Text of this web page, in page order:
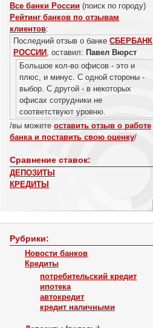
Все банки России (поиск по городу)
Рейтинг банков по отзывам
клиентов:
Последний отзыв о банке СБЕРБАНК
РОССИИ , оставил: Павел Вюрст
Большое кол-во офисов - это и
плюс, и минус. С одной стороны -
выбор. С другой - в некоторых
офисах сотрудники не
соответствуют уровню.
/вы можете оставить отзыв о работе
банка и поставить свою оценку/
Сравнение ставок:
ДЕПОЗИТЫ
КРЕДИТЫ
Рубрики:
Новости банков
Кредиты
потребительский кредит
ипотека
автокредит
кредит наличными